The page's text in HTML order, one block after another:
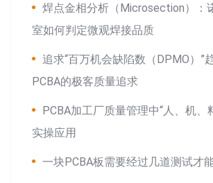
焊点金相分析（Microsection）：
室如何判定微观焊接品质
追求“百万机会缺陷数（DPMO）”
PCBA的极客质量追求
PCBA加工厂质量管理中“人、机、
实操应用
一块PCBA板需要经过几道测试才